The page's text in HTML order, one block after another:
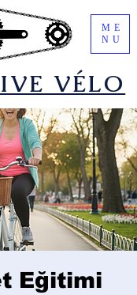
VÉLO
ME
NU
Eğitimi